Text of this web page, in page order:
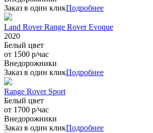
Заказ в один кликПодробнее
Land Rover Range Rover Evoque
2020
Белый цвет
от 1500 р/час
Внедорожники
Заказ в один кликПодробнее
Range Rover Sport
Белый цвет
от 1700 р/час
Внедорожники
Заказ в один кликПодробнее